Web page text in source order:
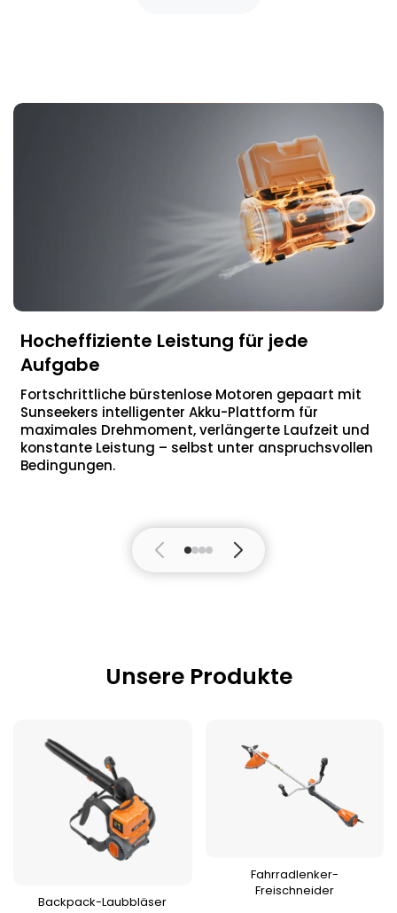
Hocheffiziente Leistung für jede
Aufgabe
Fortschrittliche bürstenlose Motoren gepaart mit
Sunseekers intelligenter Akku-Plattform für
maximales Drehmoment, verlängerte Laufzeit und
konstante Leistung – selbst unter anspruchsvollen
Bedingungen.
Unsere Produkte
Backpack-Laubbläser
Fahrradlenker-
Freischneider